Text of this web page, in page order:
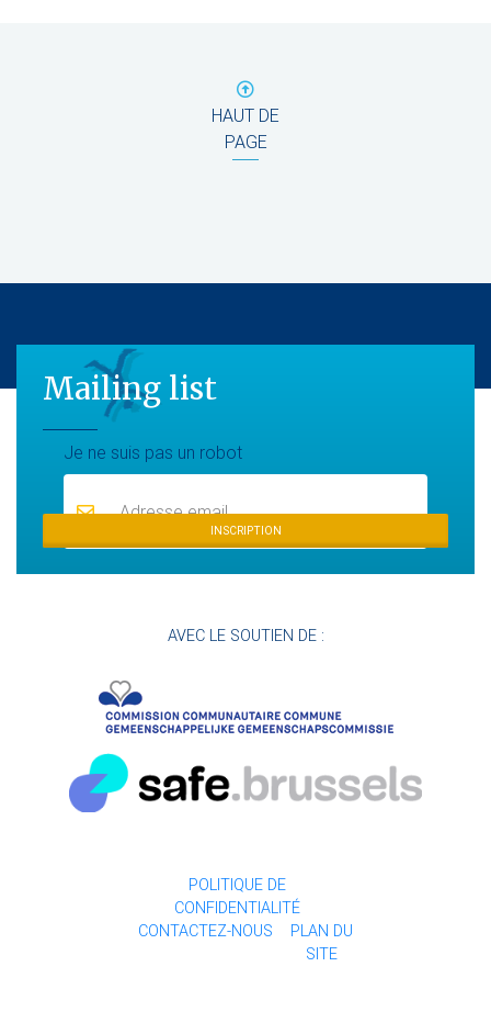
HAUT DE
PAGE
Mailing list
Je ne suis pas un robotMailing list
INSCRIPTION
AVEC LE SOUTIEN DE :
POLITIQUE DE
CONFIDENTIALITÉ
CONTACTEZ-NOUS
PLAN DU
SITE